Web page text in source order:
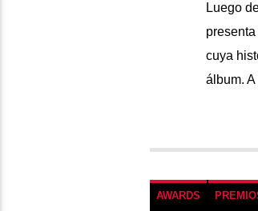
Luego
cuya
álbum.
AWARDS